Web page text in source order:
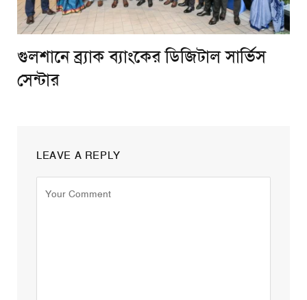
গুলশানে ব্র্যাক ব্যাংকের ডিজিটাল সার্ভিস
সেন্টার
LEAVE A REPLY